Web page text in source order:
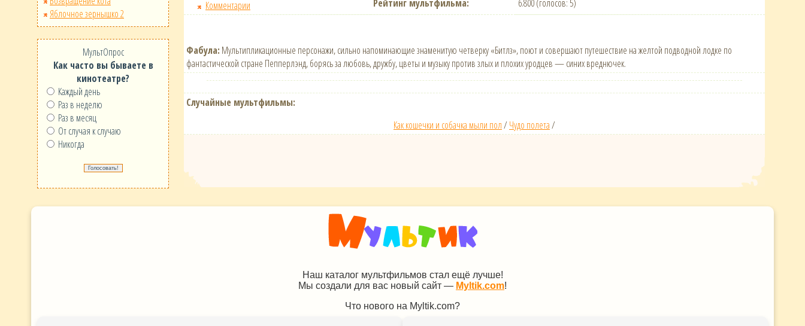
Яблочное зернышко 2
МультОпрос
Как часто вы бываете в
кинотеатре?
Каждый день
Раз в неделю
Раз в месяц
От случая к случаю
Никогда
Комментарии
Рейтинг мультфильма:
6.800 (голосов: 5)
Фабула: Мультипликационные персонажи, сильно напоминающие знаменитую четверку «Битлз», поют и совершают путешествие на желтой подводной лодке по
фантастической стране Пепперлэнд, борясь за любовь, дружбу, цветы и музыку против злых и плохих уродцев — синих вреднючек.
Случайные мультфильмы:
Как кошечки и собачка мыли пол/ Чудо полета/
Наш каталог мультфильмов стал ещё лучше!
Мы создали для вас новый сайт — Myltik.com!
Что нового на Myltik.com?